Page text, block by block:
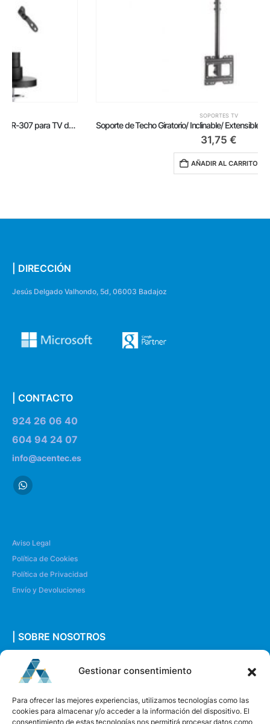
Gestionar consentimiento
Para ofrecer las mejores experiencias, utilizamos tecnologías como las
cookies para almacenar y/o acceder a la información del dispositivo. El
consentimiento de estas tecnologías nos permitirá procesar datos como
Soporte de Techo Giratorio/ Inclinable/ Extensible Aisens CT43TSE-053 para TV de 23-43’/ hasta 50kg
| DIRECCIÓN
Jesús Delgado Valhondo, 5d, 06003 Badajoz
| CONTACTO
924 26 06 40
604 94 24 07
info@acentec.es
Aviso Legal
Política de Cookies
Política de Privacidad
Envío y Devoluciones
| SOBRE NOSOTROS
Quiénes somos
Envíanos un mensaje